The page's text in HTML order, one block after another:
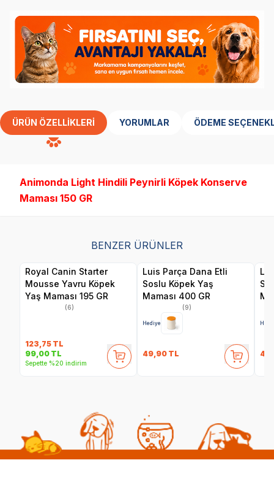
ÜRÜN ÖZELLIKLERI YORUMLAR ÖDEME
Animonda Light Hindili Peynirli Köpek Konserve
Maması 150 GR
BENZER ÜRÜNLER
Royal Canin Starter
Mousse Yavru Köpek
Yaş Maması 195 GR
(6)
123,75 TL
99,00 TL
Sepette %20 indirim
Luis Parça Dana Etli
Soslu Köpek Yaş
Maması 400 GR
(9)
Hediye
49,90 TL